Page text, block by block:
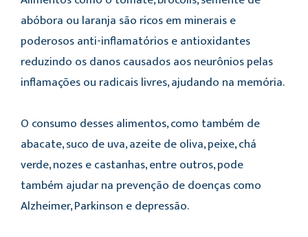
abóbora ou laranja são ricos em minerais e
poderosos anti-inflamatórios e antioxidantes
reduzindo os danos causados aos neurônios pelas
inflamações ou radicais livres, ajudando na memória.
O consumo desses alimentos, como também de
abacate, suco de uva, azeite de oliva, peixe, chá
verde, nozes e castanhas, entre outros, pode
também ajudar na prevenção de doenças como
Alzheimer, Parkinson e depressão.